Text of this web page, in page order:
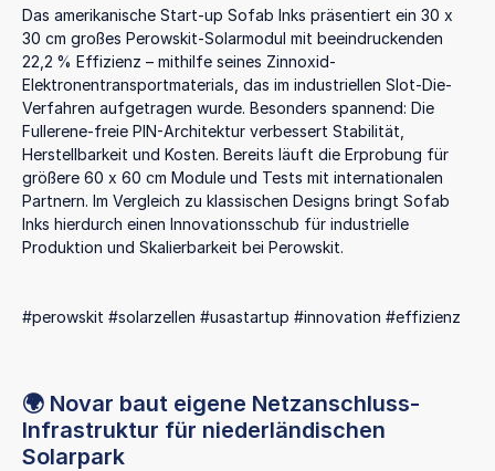
Das amerikanische Start-up Sofab Inks präsentiert ein 30 x
30 cm großes Perowskit-Solarmodul mit beeindruckenden
22,2 % Effizienz – mithilfe seines Zinnoxid-
Elektronentransportmaterials, das im industriellen Slot-Die-
Verfahren aufgetragen wurde. Besonders spannend: Die
Fullerene-freie PIN-Architektur verbessert Stabilität,
Herstellbarkeit und Kosten. Bereits läuft die Erprobung für
größere 60 x 60 cm Module und Tests mit internationalen
Partnern. Im Vergleich zu klassischen Designs bringt Sofab
Inks hierdurch einen Innovationsschub für industrielle
Produktion und Skalierbarkeit bei Perowskit.
#perowskit #solarzellen #usastartup #innovation #effizienz
🌍 Novar baut eigene Netzanschluss-
Infrastruktur für niederländischen
Solarpark